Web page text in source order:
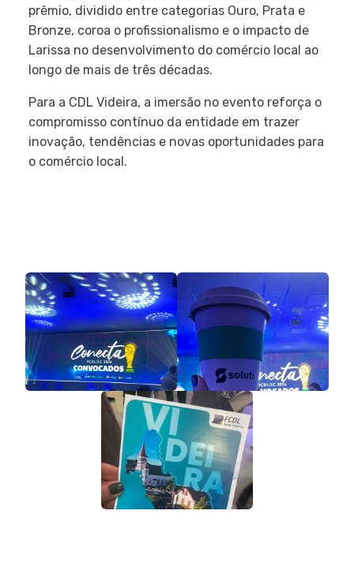
prêmio, dividido entre categorias Ouro, Prata e
Bronze, coroa o profissionalismo e o impacto de
Larissa no desenvolvimento do comércio local ao
longo de mais de três décadas.
Para a CDL Videira, a imersão no evento reforça o
compromisso contínuo da entidade em trazer
inovação, tendências e novas oportunidades para
o comércio local.